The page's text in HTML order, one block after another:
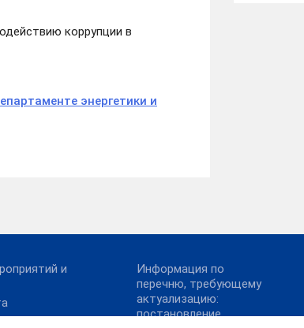
коррупции в
энергетики и
и
Информация по
перечню, требующему
актуализацию:
постановление